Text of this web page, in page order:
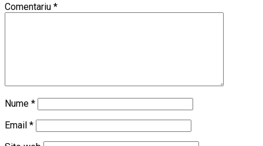
Comentariu *
Nume *
Email *